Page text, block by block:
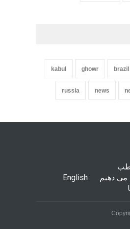
brazil
ghowr
kabul
news
russia
می دهیم
English